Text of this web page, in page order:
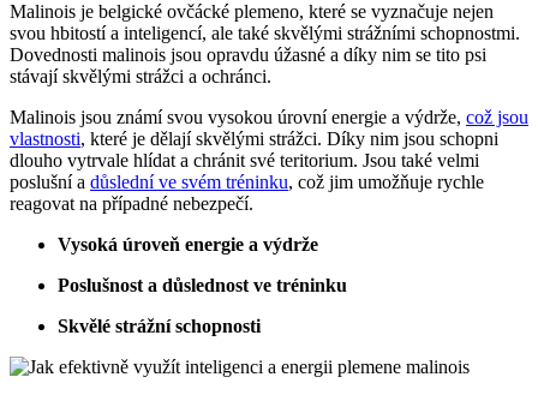
Malinois je belgické ovčácké plemeno, které se vyznačuje nejen
svou hbitostí a inteligencí, ale také skvělými strážními schopnostmi.
Dovednosti malinois jsou opravdu úžasné a díky nim se tito psi
stávají skvělými strážci a ochránci.
Malinois jsou známí svou vysokou úrovní energie a výdrže, což jsou
vlastnosti, které je dělají skvělými strážci. Díky nim jsou schopni
dlouho vytrvale hlídat a chránit své teritorium. Jsou také velmi
poslušní a důslední ve svém tréninku, což jim umožňuje rychle
reagovat na případné nebezpečí.
Vysoká úroveň energie a výdrže
Poslušnost a důslednost ve tréninku
Skvělé strážní schopnosti